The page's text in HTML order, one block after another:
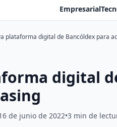
Empresarial
plataforma digital de Bancóldex para
digital
de junio de 2022•3 min de